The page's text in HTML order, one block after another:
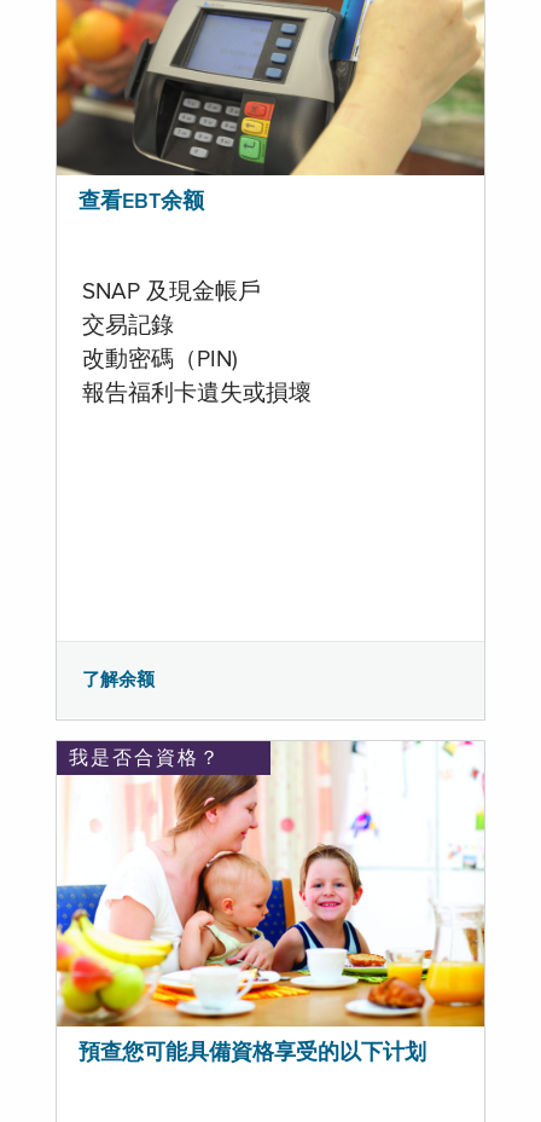
查看EBT余额
SNAP 及現金帳戶
交易記錄
改動密碼（PIN)
報告福利卡遺失或損壞
了解余额
我是否合資格？
預查您可能具備資格享受的以下计划